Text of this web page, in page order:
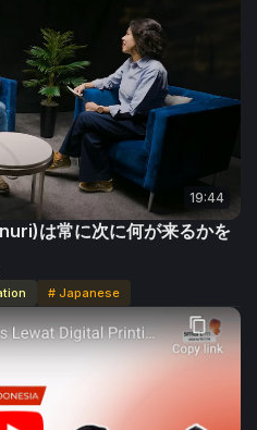
ャリスト
けクリエイティブツールの専門家
David Jr.氏：7Dドライマンゴ
ケティングやオペレーションを
氏：ブランドの持続可能
有
オーシャン思考」を活かしたク
を紹介
パートのWilona Annunciation博
マネージャーArnon Goldman氏
CorporationのThomas
19:44
は常に次に何が来るかを
# Japanese